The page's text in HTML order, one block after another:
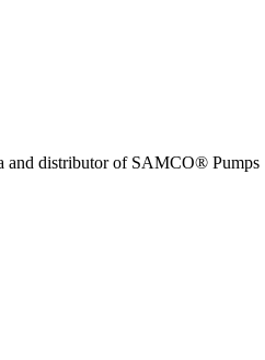
distributor of SAMCO®